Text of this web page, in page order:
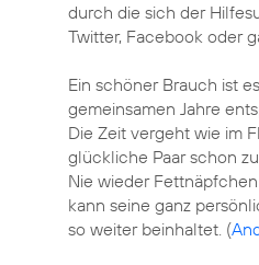
durch die sich der
Twitter, Facebook oder
Ein schöner Brauch ist
gemeinsamen Jahre
Die Zeit vergeht wie im
glückliche Paar schon
Nie wieder
kann seine ganz
so weiter beinhaltet. (